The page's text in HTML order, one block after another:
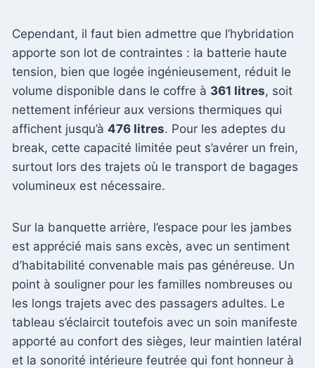
Cependant, il faut bien admettre que l’hybridation
apporte son lot de contraintes : la batterie haute
tension, bien que logée ingénieusement, réduit le
volume disponible dans le coffre à 361 litres, soit
nettement inférieur aux versions thermiques qui
affichent jusqu’à 476 litres. Pour les adeptes du
break, cette capacité limitée peut s’avérer un frein,
surtout lors des trajets où le transport de bagages
volumineux est nécessaire.
Sur la banquette arrière, l’espace pour les jambes
est apprécié mais sans excès, avec un sentiment
d’habitabilité convenable mais pas généreuse. Un
point à souligner pour les familles nombreuses ou
les longs trajets avec des passagers adultes. Le
tableau s’éclaircit toutefois avec un soin manifeste
apporté au confort des sièges, leur maintien latéral
et la sonorité intérieure feutrée qui font honneur à